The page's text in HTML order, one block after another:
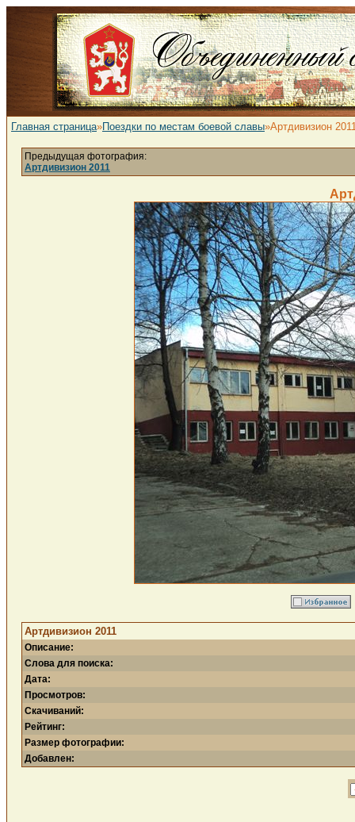
Главная страница»Поездки по местам боевой славы»Артдивизион
Предыдущая фотография:
Артдивизион 2011
Артдивизион 2011
Описание:
Слова для поиска:
Дата:
Просмотров:
Скачиваний:
Рейтинг:
Размер фотографии:
Добавлен: